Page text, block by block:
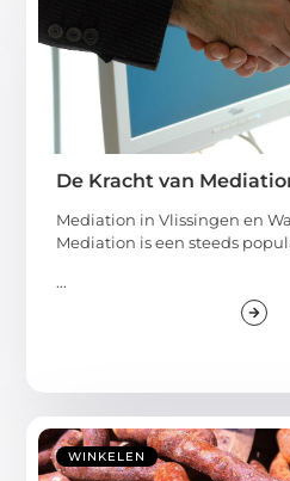
De Kracht van
Mediation in Vlissingen en
Mediation is een steeds
...
WINKELEN